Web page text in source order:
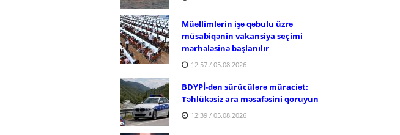
Müəllimlərin işə qəbulu üzrə
müsabiqənin vakansiya seçimi
mərhələsinə başlanılır
12:57 / 05.08.2026
BDYPİ-dən sürücülərə müraciət:
Təhlükəsiz ara məsafəsini qoruyun
12:39 / 05.08.2026